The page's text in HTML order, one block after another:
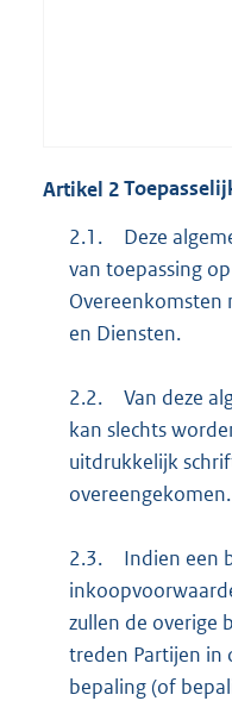
Artikel 2
2.1.
Deze
van toepassing
en Diensten.
2.2.
Van deze
kan slechts
uitdrukkelijk
overeengekomen.
2.3.
Indien een
zullen de overige
treden Partijen in
bepaling (of